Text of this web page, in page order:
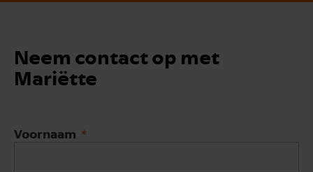
Neem contact op met
Mariëtte
Voornaam